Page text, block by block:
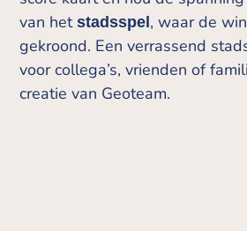
van hetstadsspel , waar de
gekroond. Een verrassend
voor collega’s, vrienden of
creatie van Geoteam.